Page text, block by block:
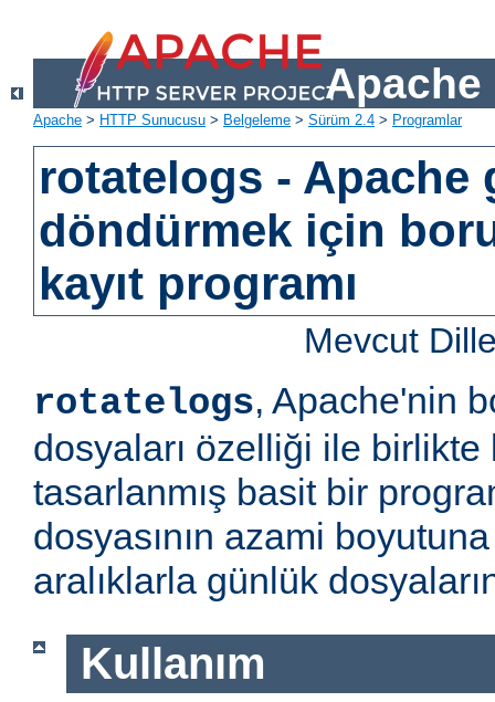
Apache
Apache > HTTP Sunucusu > Belgeleme > Sürüm 2.4 > Programlar
rotatelogs - Apache
döndürmek için
kayıt programı
Mevcut
rotatelogs, Apache'nin
dosyaları özelliği ile
tasarlanmış basit bir
dosyasının azami
aralıklarla günlük
Kullanım